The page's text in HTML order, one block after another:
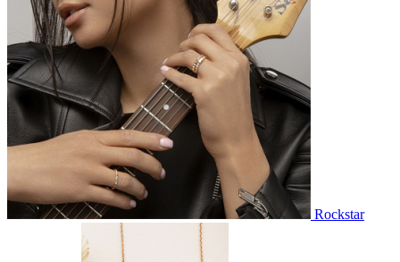
Rockstar